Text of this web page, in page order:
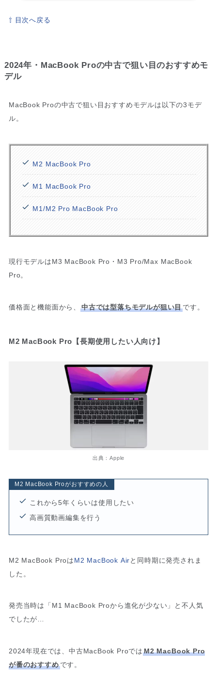
⇧ 目次へ戻る
2024年・MacBook Proの中古で狙い目のおすすめモ
デル
MacBook Proの中古で狙い目おすすめモデルは以下の3モデ
ル。
M2 MacBook Pro
M1 MacBook Pro
M1/M2 Pro MacBook Pro
現行モデルはM3 MacBook Pro・M3 Pro/Max MacBook
Pro。
価格面と機能面から、 中古では型落ちモデルが狙い目です。
M2 MacBook Pro【長期使用したい人向け】
出典：Apple
M2 MacBook Proがおすすめの人
これから5年くらいは使用したい
高画質動画編集を行う
M2 MacBook ProはM2 MacBook Airと同時期に発売されま
した。
発売当時は「M1 MacBook Proから進化が少ない」と不人気
でしたが…
2024年現在では、中古MacBook ProではM2 MacBook Pro
が番のおすすめです。